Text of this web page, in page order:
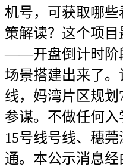
机号，可获取哪
策解读？这个项
——开盘倒计时阶
场景搭建出来了
线，妈湾片区规划
参谋。不做任何入
15号线号线、穗
通。本公示消息经